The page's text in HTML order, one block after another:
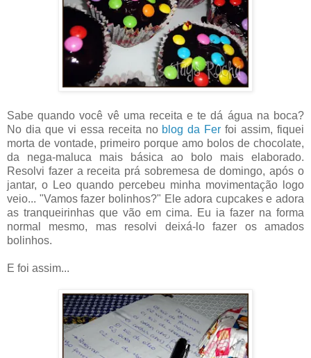
Sabe quando você vê uma receita e te dá água na boca?
No dia que vi essa receita no blog da Fer foi assim, fiquei
morta de vontade, primeiro porque amo bolos de chocolate,
da nega-maluca mais básica ao bolo mais elaborado.
Resolvi fazer a receita prá sobremesa de domingo, após o
jantar, o Leo quando percebeu minha movimentação logo
veio... "Vamos fazer bolinhos?" Ele adora cupcakes e adora
as tranqueirinhas que vão em cima. Eu ia fazer na forma
normal mesmo, mas resolvi deixá-lo fazer os amados
bolinhos.
E foi assim...